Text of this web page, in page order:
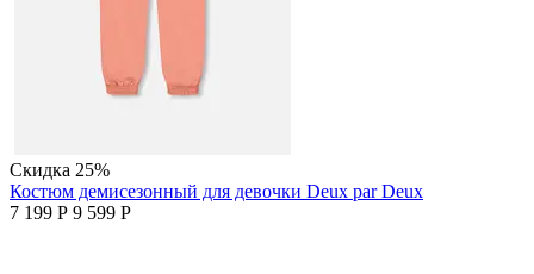
Скидка 25%
Костюм демисезонный для девочки Deux par Deux
7 199 Р 9 599 Р